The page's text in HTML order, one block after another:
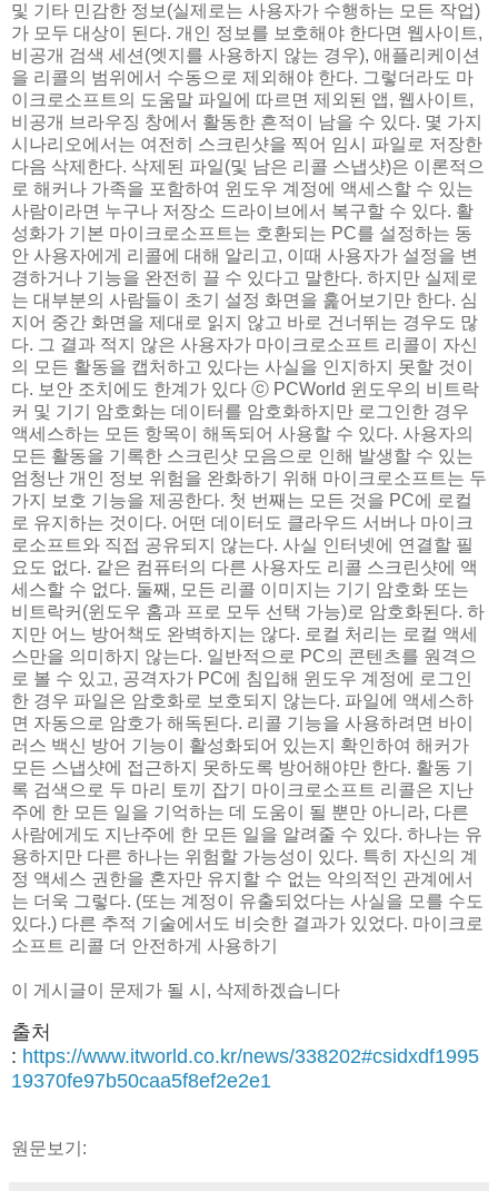
및 기타 민감한 정보(실제로는 사용자가 수행하는 모든 작업)
가 모두 대상이 된다. 개인 정보를 보호해야 한다면 웹사이트,
비공개 검색 세션(엣지를 사용하지 않는 경우), 애플리케이션
을 리콜의 범위에서 수동으로 제외해야 한다. 그렇더라도 마
이크로소프트의 도움말 파일에 따르면 제외된 앱, 웹사이트,
비공개 브라우징 창에서 활동한 흔적이 남을 수 있다. 몇 가지
시나리오에서는 여전히 스크린샷을 찍어 임시 파일로 저장한
다음 삭제한다. 삭제된 파일(및 남은 리콜 스냅샷)은 이론적으
로 해커나 가족을 포함하여 윈도우 계정에 액세스할 수 있는
사람이라면 누구나 저장소 드라이브에서 복구할 수 있다. 활
성화가 기본 마이크로소프트는 호환되는 PC를 설정하는 동
안 사용자에게 리콜에 대해 알리고, 이때 사용자가 설정을 변
경하거나 기능을 완전히 끌 수 있다고 말한다. 하지만 실제로
는 대부분의 사람들이 초기 설정 화면을 훑어보기만 한다. 심
지어 중간 화면을 제대로 읽지 않고 바로 건너뛰는 경우도 많
다. 그 결과 적지 않은 사용자가 마이크로소프트 리콜이 자신
의 모든 활동을 캡처하고 있다는 사실을 인지하지 못할 것이
다. 보안 조치에도 한계가 있다 ⓒ PCWorld 윈도우의 비트락
커 및 기기 암호화는 데이터를 암호화하지만 로그인한 경우
액세스하는 모든 항목이 해독되어 사용할 수 있다. 사용자의
모든 활동을 기록한 스크린샷 모음으로 인해 발생할 수 있는
엄청난 개인 정보 위험을 완화하기 위해 마이크로소프트는 두
가지 보호 기능을 제공한다. 첫 번째는 모든 것을 PC에 로컬
로 유지하는 것이다. 어떤 데이터도 클라우드 서버나 마이크
로소프트와 직접 공유되지 않는다. 사실 인터넷에 연결할 필
요도 없다. 같은 컴퓨터의 다른 사용자도 리콜 스크린샷에 액
세스할 수 없다. 둘째, 모든 리콜 이미지는 기기 암호화 또는
비트락커(윈도우 홈과 프로 모두 선택 가능)로 암호화된다. 하
지만 어느 방어책도 완벽하지는 않다. 로컬 처리는 로컬 액세
스만을 의미하지 않는다. 일반적으로 PC의 콘텐츠를 원격으
로 볼 수 있고, 공격자가 PC에 침입해 윈도우 계정에 로그인
한 경우 파일은 암호화로 보호되지 않는다. 파일에 액세스하
면 자동으로 암호가 해독된다. 리콜 기능을 사용하려면 바이
러스 백신 방어 기능이 활성화되어 있는지 확인하여 해커가
모든 스냅샷에 접근하지 못하도록 방어해야만 한다. 활동 기
록 검색으로 두 마리 토끼 잡기 마이크로소프트 리콜은 지난
주에 한 모든 일을 기억하는 데 도움이 될 뿐만 아니라, 다른
사람에게도 지난주에 한 모든 일을 알려줄 수 있다. 하나는 유
용하지만 다른 하나는 위험할 가능성이 있다. 특히 자신의 계
정 액세스 권한을 혼자만 유지할 수 없는 악의적인 관계에서
는 더욱 그렇다. (또는 계정이 유출되었다는 사실을 모를 수도
있다.) 다른 추적 기술에서도 비슷한 결과가 있었다. 마이크로
소프트 리콜 더 안전하게 사용하기
이 게시글이 문제가 될 시, 삭제하겠습니다
출처
: https://www.itworld.co.kr/news/338202#csidxdf1995
19370fe97b50caa5f8ef2e2e1
원문보기: